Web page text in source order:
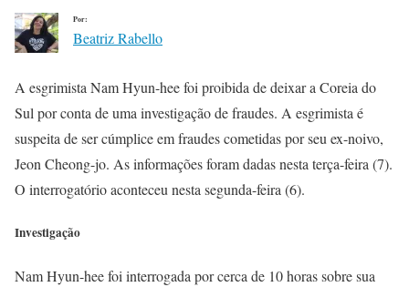
Por:
Beatriz Rabello
A esgrimista Nam Hyun-hee foi proibida de deixar a Coreia do
Sul por conta de uma investigação de fraudes. A esgrimista é
suspeita de ser cúmplice em fraudes cometidas por seu ex-noivo,
Jeon Cheong-jo. As informações foram dadas nesta terça-feira (7).
O interrogatório aconteceu nesta segunda-feira (6).
Investigação
Nam Hyun-hee foi interrogada por cerca de 10 horas sobre sua